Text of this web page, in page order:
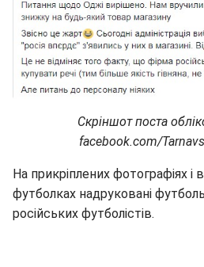
Скріншот поста
facebook.com/
На прикріплених фотографіях і
футболках надруковані
російських футболістів.